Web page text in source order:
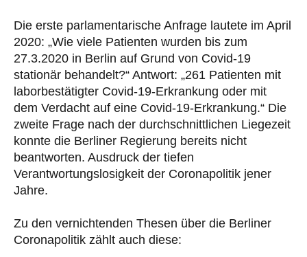
Die erste parlamentarische Anfrage lautete im April
2020: „Wie viele Patienten wurden bis zum
27.3.2020 in Berlin auf Grund von Covid-19
stationär behandelt?“ Antwort: „261 Patienten mit
laborbestätigter Covid-19-Erkrankung oder mit
dem Verdacht auf eine Covid-19-Erkrankung.“ Die
zweite Frage nach der durchschnittlichen Liegezeit
konnte die Berliner Regierung bereits nicht
beantworten. Ausdruck der tiefen
Verantwortungslosigkeit der Coronapolitik jener
Jahre.
Zu den vernichtenden Thesen über die Berliner
Coronapolitik zählt auch diese: